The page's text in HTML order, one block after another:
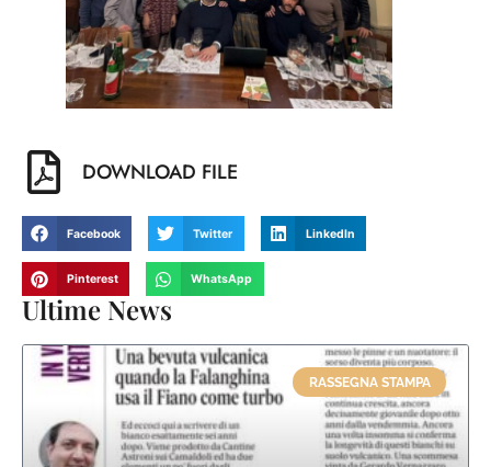
DOWNLOAD FILE
Facebook Twitter LinkedIn
Pinterest WhatsApp
Ultime News
RASSEGNA STAMPA